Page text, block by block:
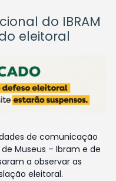
do IBRAM
eleitoral
de comunicação
Museus – Ibram e de
a observar as
eleitoral.